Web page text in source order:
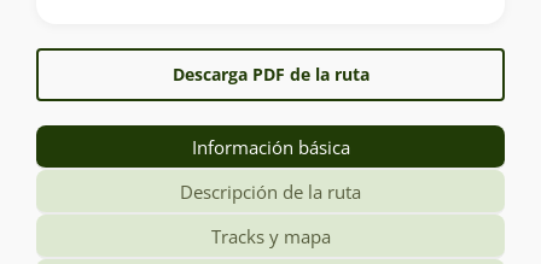
Descarga PDF de la ruta
Información básica
Descripción de la ruta
Tracks y mapa